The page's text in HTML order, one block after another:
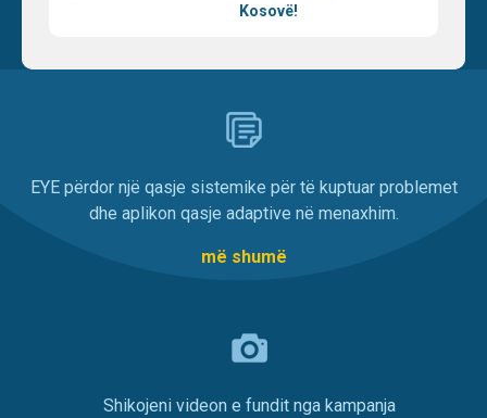
Kosovë!
EYE përdor një qasje sistemike për të kuptuar problemet
dhe aplikon qasje adaptive në menaxhim.
më shumë
Shikojeni videon e fundit nga kampanja